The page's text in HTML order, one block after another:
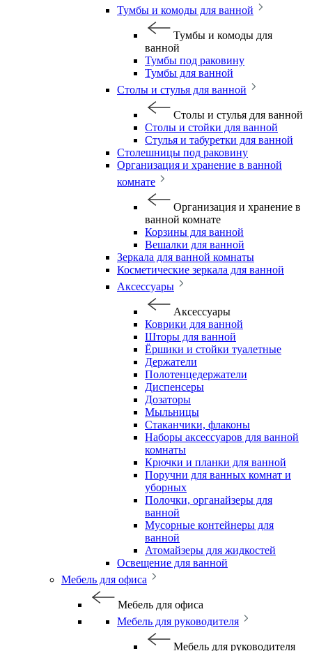
Тумбы и комоды для ванной
Тумбы и комоды для
ванной
Тумбы под раковину
Тумбы для ванной
Столы и стулья для ванной
Столы и стулья для ванной
Столы и стойки для ванной
Стулья и табуретки для ванной
Столешницы под раковину
Организация и хранение в ванной
комнате
Организация и хранение в
ванной комнате
Корзины для ванной
Вешалки для ванной
Зеркала для ванной комнаты
Косметические зеркала для ванной
Аксессуары
Аксессуары
Коврики для ванной
Шторы для ванной
Ёршики и стойки туалетные
Держатели
Полотенцедержатели
Диспенсеры
Дозаторы
Мыльницы
Стаканчики, флаконы
Наборы аксессуаров для ванной
комнаты
Крючки и планки для ванной
Поручни для ванных комнат и
уборных
Полочки, органайзеры для
ванной
Мусорные контейнеры для
ванной
Атомайзеры для жидкостей
Освещение для ванной
Мебель для офиса
Мебель для офиса
Мебель для руководителя
Мебель для руководителя